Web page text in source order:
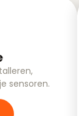
sensoren.